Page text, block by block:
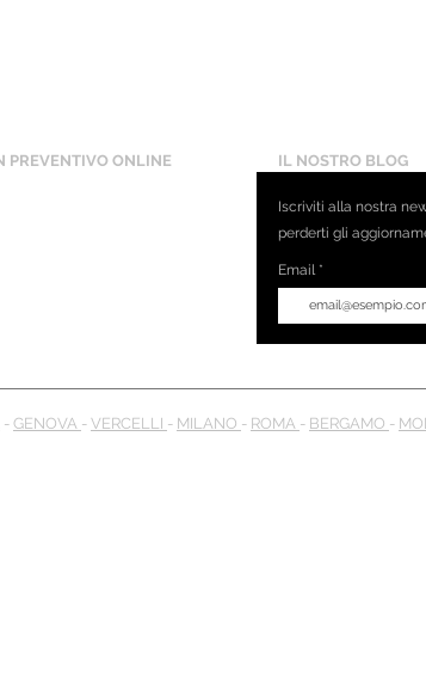
PREVENTIVO ONLINE
Iscriviti alla nostra
perderti gli
Email
IL NOSTRO BLOG
- GENOVA - VERCELLI - MILANO - ROMA - BERGAMO -